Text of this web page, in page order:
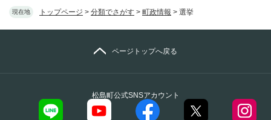
現在地 トップページ > 分類でさがす > 町政情報 > 選挙
松島町公式SNSアカウント
ページトップへ戻る